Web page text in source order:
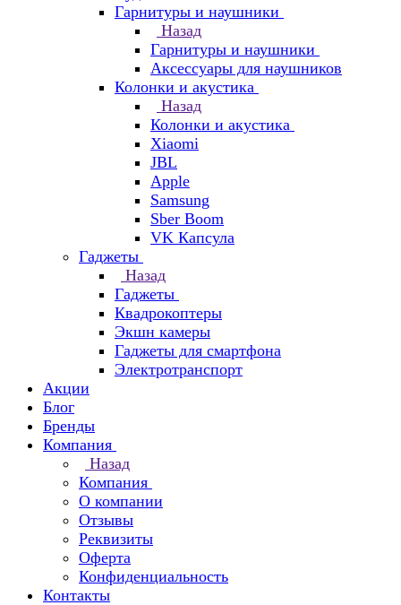
Гарнитуры и наушники
Назад
Гарнитуры и наушники
Аксессуары для наушников
Колонки и акустика
Назад
Колонки и акустика
Xiaomi
JBL
Apple
Samsung
Sber Boom
VK Капсула
Гаджеты
Назад
Гаджеты
Квадрокоптеры
Экшн камеры
Гаджеты для смартфона
Электротранспорт
Акции
Блог
Бренды
Компания
Назад
Компания
О компании
Отзывы
Реквизиты
Оферта
Конфиденциальность
Контакты